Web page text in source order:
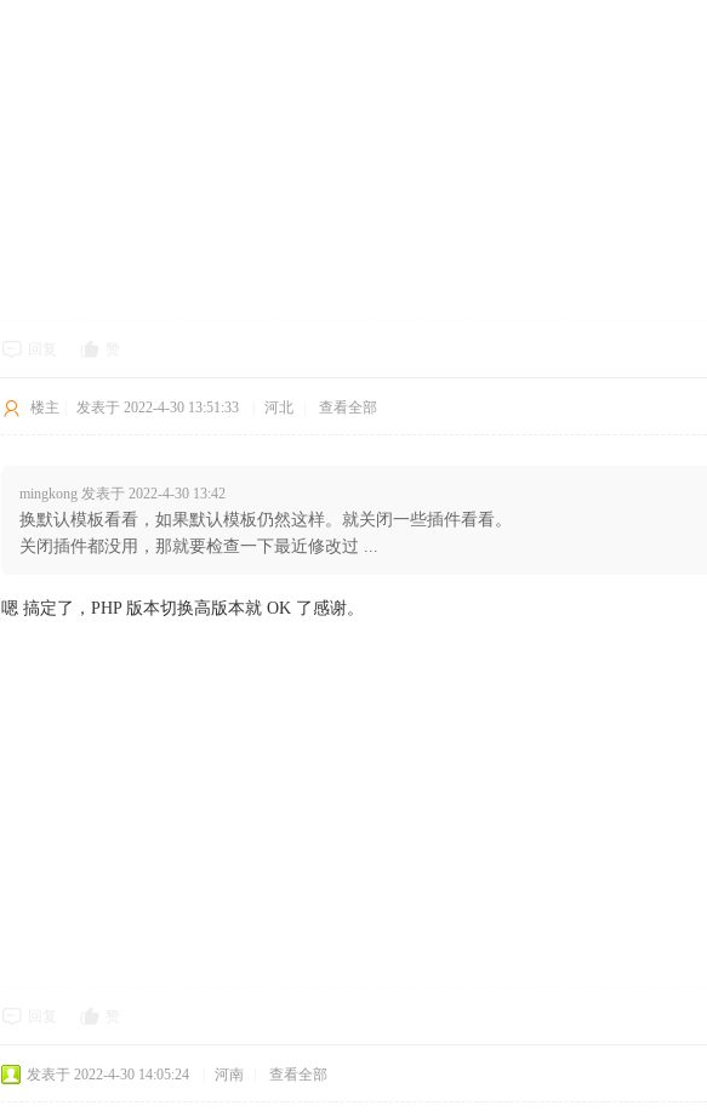
楼主 发表于 2022-4-30 13:51:33 河北 查看全部
mingkong 发表于 2022-4-30 13:42
换默认模板看看，如果默认模板仍然这样。就关闭一些插件看看。
关闭插件都没用，那就要检查一下最近修改过 ...
嗯 搞定了，PHP 版本切换高版本就 OK 了感谢。
发表于 2022-4-30 14:05:24 河南 查看全部